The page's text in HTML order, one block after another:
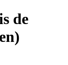
de